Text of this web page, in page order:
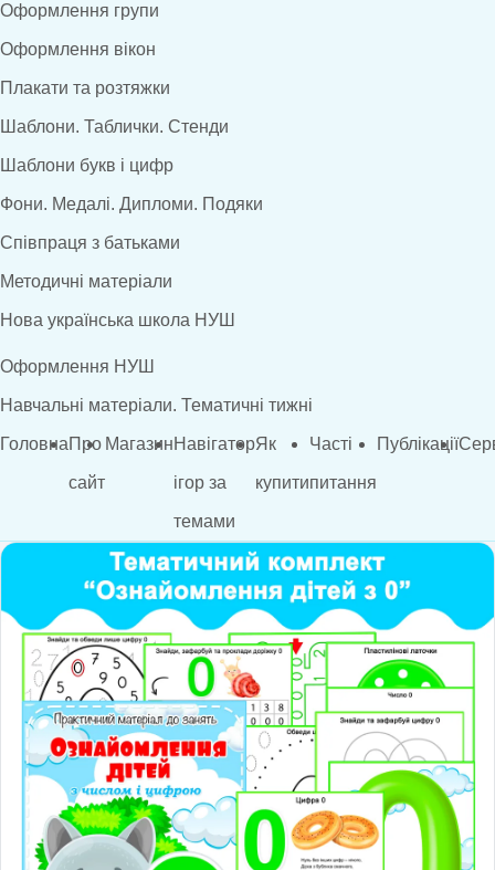
Оформлення групи
Оформлення вікон
Плакати та розтяжки
Шаблони. Таблички. Стенди
Шаблони букв і цифр
Фони. Медалі. Дипломи. Подяки
Співпраця з батьками
Методичні матеріали
Нова українська школа НУШ
Оформлення НУШ
Навчальні матеріали. Тематичні тижні
ГоловнаПро
сайт
МагазинНавігатор
ігор за
темами
Як
купити
Часті
питання
Публікації